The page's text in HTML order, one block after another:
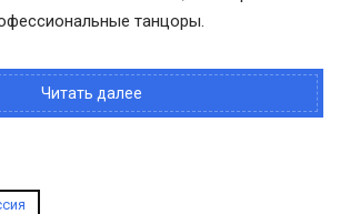
танцоры.
Читать далее